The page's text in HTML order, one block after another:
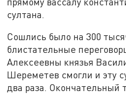
султана.
Сошлись было на 300
блистательные
Алексеевны князья
Шереметев смогли и эту
два раза. Окончательный